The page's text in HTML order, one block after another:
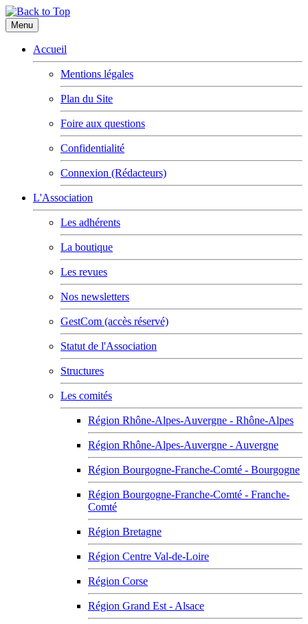
Menu
Accueil
Mentions légales
Plan du Site
Foire aux questions
Confidentialité
Connexion (Rédacteurs)
L'Association
Les adhérents
La boutique
Les revues
Nos newsletters
GestCom (accès réservé)
Statut de l'Association
Structures
Les comités
Région Rhône-Alpes-Auvergne - Rhône-Alpes
Région Rhône-Alpes-Auvergne - Auvergne
Région Bourgogne-Franche-Comté - Bourgogne
Région Bourgogne-Franche-Comté - Franche-
Comté
Région Bretagne
Région Centre Val-de-Loire
Région Corse
Région Grand Est - Alsace